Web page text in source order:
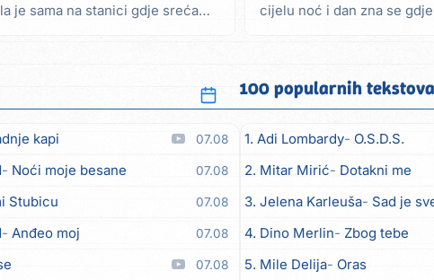
je sama na stanici gdje sreća
cijelu noć i dan zna se
kapi 07.08
Noći moje besane 07.08
Stubicu 07.08
Anđeo moj 07.08
07.08
100 popularnih tekstova
1. Adi Lombardy O.S.D.S.
2. Mitar Mirić Dotakni me
3. Jelena Karleuša Sad je
4. Dino Merlin Zbog tebe
5. Mile Delija Oras